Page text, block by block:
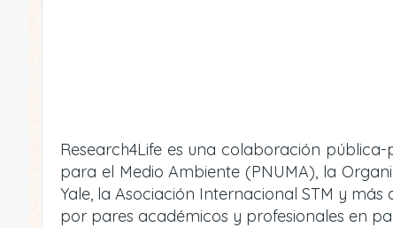
Research4Life es una colaboración
para el Medio Ambiente (PNUMA), la
Yale, la Asociación Internacional STM y
por pares académicos y profesionales en